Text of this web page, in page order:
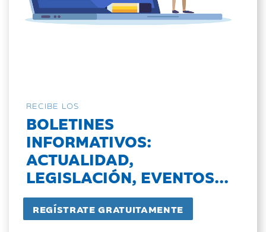
RECIBE LOS
BOLETINES
INFORMATIVOS:
ACTUALIDAD,
LEGISLACIÓN, EVENTOS...